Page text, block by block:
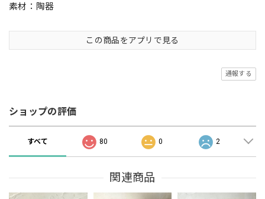
素材：陶器
この商品をアプリで見る
通報する
ショップの評価
すべて 80 0 2
関連商品